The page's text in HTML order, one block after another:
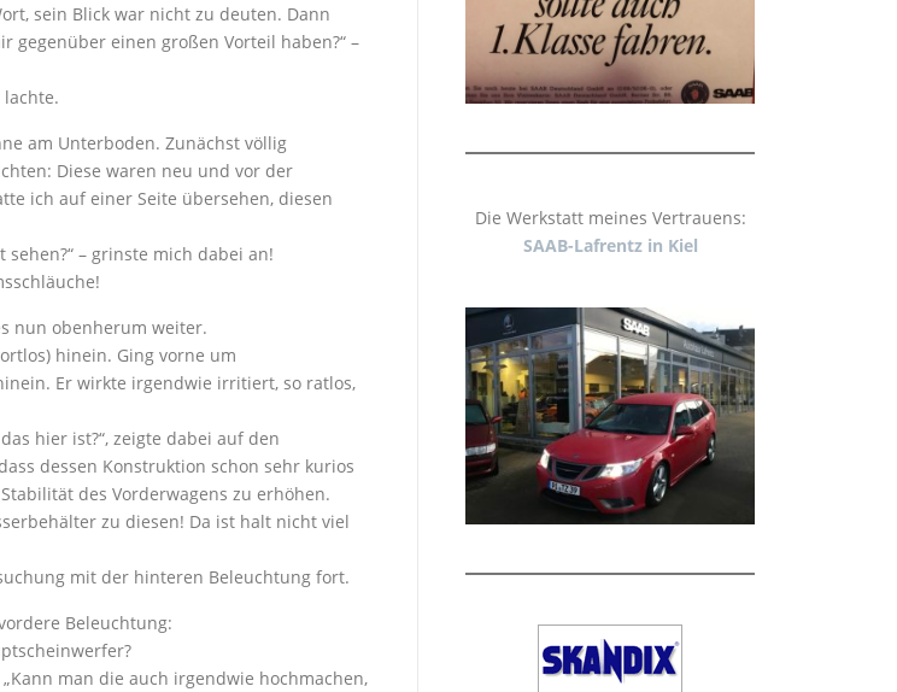
sein Blick war nicht zu deuten. Dann
gegenüber einen großen Vorteil haben?“ –
lachte.
am Unterboden. Zunächst völlig
Diese waren neu und vor der
ich auf einer Seite übersehen, diesen
sehen?“ – grinste mich dabei an!
nun obenherum weiter.
hinein. Ging vorne um
Er wirkte irgendwie irritiert, so ratlos,
hier ist?“, zeigte dabei auf den
dessen Konstruktion schon sehr kurios
des Vorderwagens zu erhöhen.
zu diesen! Da ist halt nicht viel
mit der hinteren Beleuchtung fort.
Beleuchtung:
man die auch irgendwie hochmachen,
Die Werkstatt meines Vertrauens:
SAAB-Lafrentz in Kiel